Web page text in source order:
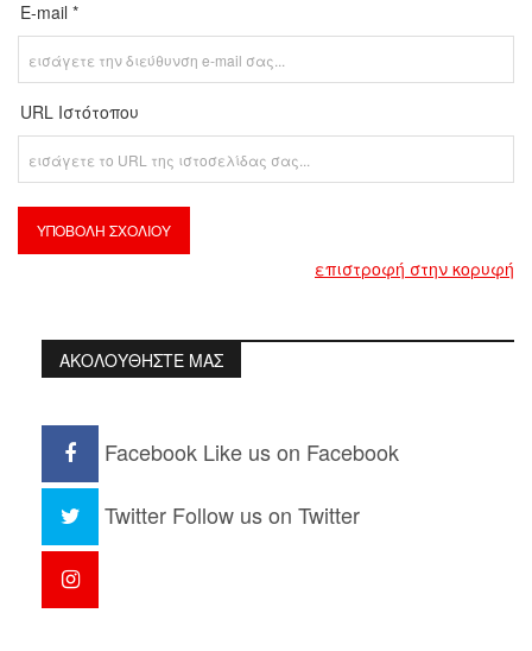
E-mail *
URL Ιστότοπου
επιστροφή στην κορυφή
ΑΚΟΛΟΥΘΗΣΤΕ ΜΑΣ
Facebook Like us on Facebook
Twitter Follow us on Twitter